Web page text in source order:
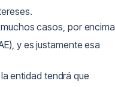
casos, por encima
y es justamente esa
la entidad tendrá que